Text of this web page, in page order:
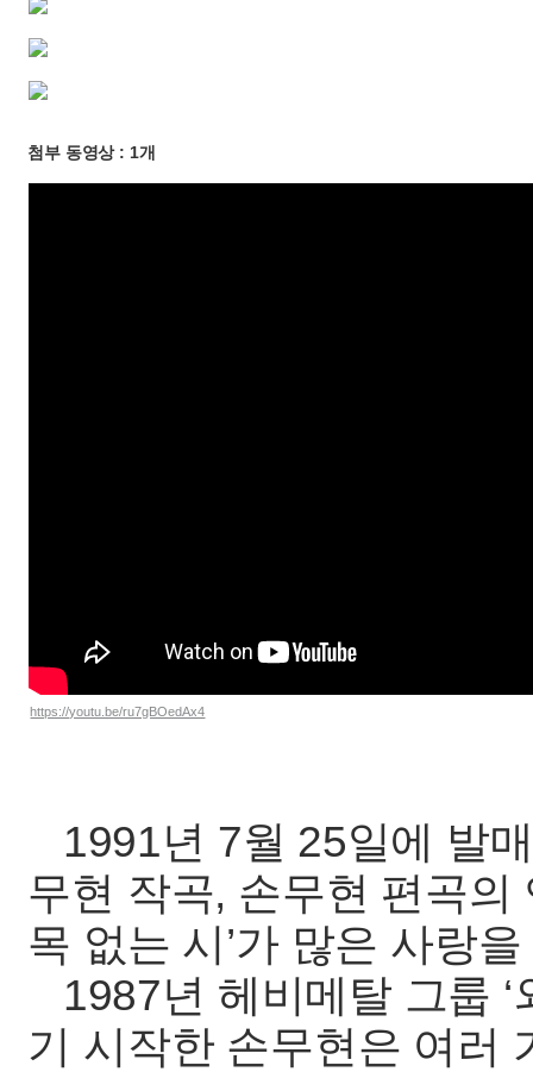
첨부 동영상 : 1개
https://youtu.be/ru7gBOedAx4
1991년 7월 25일에 발
무현 작곡, 손무현 편곡의
목 없는 시’가 많은 사랑
1987년 헤비메탈 그룹 ‘
기 시작한 손무현은 여러